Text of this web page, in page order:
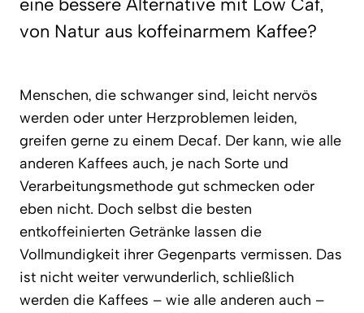
eine bessere Alternative mit Low Caf,
von Natur aus koffeinarmem Kaffee?
Menschen, die schwanger sind, leicht nervös
werden oder unter Herzproblemen leiden,
greifen gerne zu einem Decaf. Der kann, wie alle
anderen Kaffees auch, je nach Sorte und
Verarbeitungsmethode gut schmecken oder
eben nicht. Doch selbst die besten
entkoffeinierten Getränke lassen die
Vollmundigkeit ihrer Gegenparts vermissen. Das
ist nicht weiter verwunderlich, schließlich
werden die Kaffees – wie alle anderen auch –